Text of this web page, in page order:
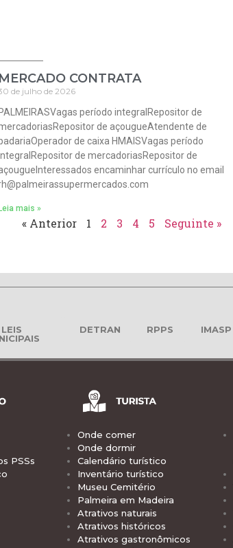
MERCADO CONTRATA
de julho de 2026
PALMEIRASVagas período integralRepositor de
de açougueAtendente de
de caixa HMAISVagas período
de mercadoriasRepositor de
encaminhar currículo no email
Leia mais »
« Anterior 1 2 3 4 5 Seguinte »
LEIS
DETRAN RPPS IMASP
PSSs
Onde comer
Onde dormir
Calendário turístico
Inventário turístico
Museu Cemitério
Palmeira em Madeira
Atrativos naturais
Atrativos históricos
Atrativos gastronômicos